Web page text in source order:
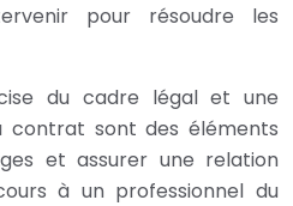
pour résoudre les
du cadre légal et une
contrat sont des éléments
et assurer une relation
à un professionnel du